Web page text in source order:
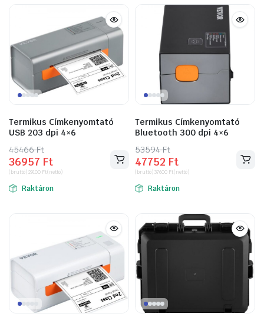
Termikus Címkenyomtató
USB 203 dpi 4×6
45466Ft
Original
price
was:
45466 Ft.
36957 Ft
Current
price
is:
36957 Ft.
(bruttó)29100 Ft(nettó)
Raktáron
Termikus Címkenyomtató
Bluetooth 300 dpi 4×6
53594Ft
Original
price
was:
53594 Ft.
47752 Ft
Current
price
is:
47752 Ft.
(bruttó)37600 Ft(nettó)
Raktáron